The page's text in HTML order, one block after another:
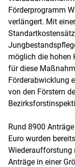
Förderprogramm
verlängert. Mit
möglich die hohen
für diese
Förderabwicklung
von den Förstern
Rund 8900
Euro wurden
Wiederaufforstung
Anträge in einer